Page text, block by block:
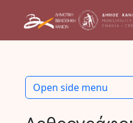
Open side menu